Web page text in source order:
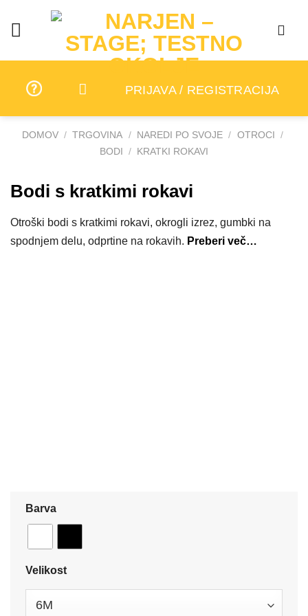
content
PRIJAVA / REGISTRACIJA
DOMOV / TRGOVINA / NAREDI PO SVOJE / OTROCI /
BODI / KRATKI ROKAVI
Bodi s kratkimi rokavi
Otroški bodi s kratkimi rokavi, okrogli izrez, gumbki na
spodnjem delu, odprtine na rokavih. Preberi več…
Barva
Velikost